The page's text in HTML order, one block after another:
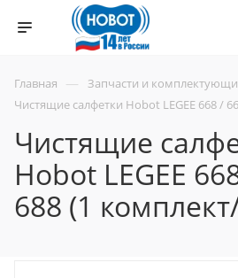
Главная — Запчасти и
Чистящие салфетки Hobot LEGEE 668 /
Чистящие
Hobot LEGEE
688 (1